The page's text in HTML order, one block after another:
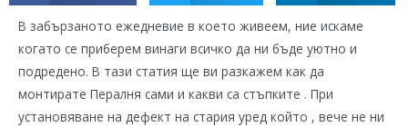
В забързаното ежедневие в което живеем, ние искаме
когато се приберем винаги всичко да ни бъде уютно и
подредено. В тази статия ще ви разкажем как да
монтирате Пералня сами и какви са стъпките . При
установяване на дефект на стария уред който , вече не ни